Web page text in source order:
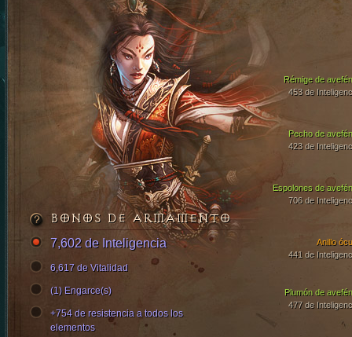
Pecho de
423 de
Espolones de
706 de
Rémige de
453 de
Plumón de
477 de
Anillo
441 de
BONOS DE ARMAMENTO
7,602 de Inteligencia
6,617 de Vitalidad
(1) Engarce(s)
+754 de resistencia a todos los
elementos